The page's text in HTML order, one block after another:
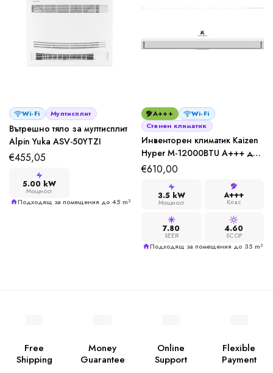
Wi-Fi Мултисплит
Вътрешно тяло за мултисплит
Alpin Yuka ASV-50YTZI
€455,05
5.00 kW
Мощност
Подходящ за помещения до 45 m²
A+++
Wi-Fi
Стенен климатик
Инвенторен климатик Kaizen
Hyper M-12000BTU A+++ до
-35°C Wi-Fi
€610,00
3.5 kW
Мощност
A+++
Клас
7.80
SEER
4.60
SCOP
Подходящ за помещения до 35 m²
Free
Shipping
Money
Guarantee
Online
Support
Flexible
Payment